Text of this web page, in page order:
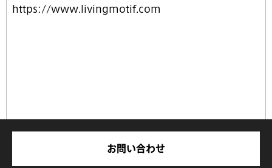
https://www.livingmotif.com
お問い合わせ